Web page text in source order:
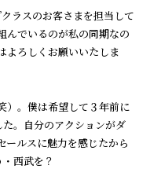
ラスのお客さまを担当して
んでいるのが私の同期なの
よろしくお願いいたしま
）。僕は希望して３年前に
。自分のアクションがダ
ールスに魅力を感じたから
西武を？